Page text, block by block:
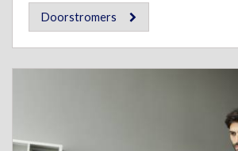
Doorstromers